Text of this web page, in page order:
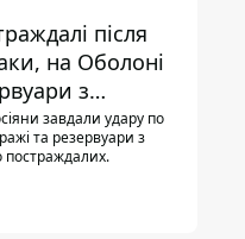
після
на Оболоні
з
завдали удару по
та резервуари з
постраждалих.